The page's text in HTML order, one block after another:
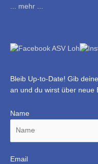
... mehr ...
Bleib Up-to-Date! Gib
an und du wirst über neue
Name
Email